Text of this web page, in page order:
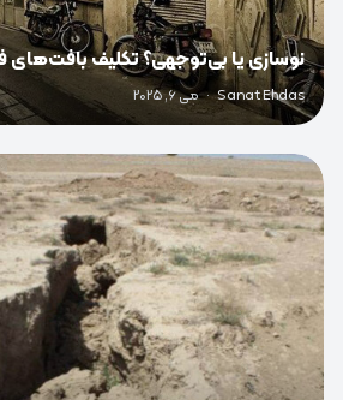
نوسازی یا بی‌توجهی؟ تکلیف
Sanat Ehdas
· می 6, 2025
0